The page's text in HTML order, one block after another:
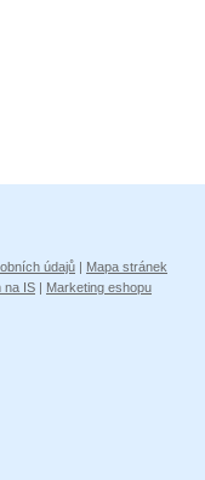
údajů | Mapa stránek
na IS | Marketing eshopu